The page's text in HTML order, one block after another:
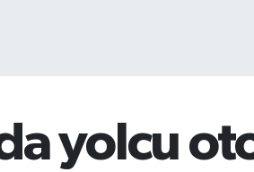
yolcu